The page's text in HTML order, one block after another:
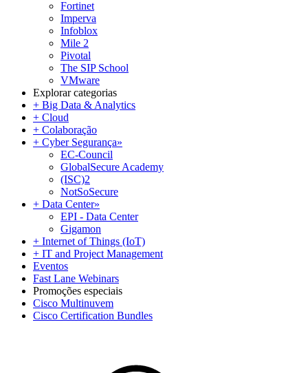
Fortinet
Imperva
Infoblox
Mile 2
Pivotal
The SIP School
VMware
Explorar categorias
+ Big Data & Analytics
+ Cloud
+ Colaboração
+ Cyber Segurança»
EC-Council
GlobalSecure Academy
(ISC)2
NotSoSecure
+ Data Center»
EPI - Data Center
Gigamon
+ Internet of Things (IoT)
+ IT and Project Management
Eventos
Fast Lane Webinars
Promoções especiais
Cisco Multinuvem
Cisco Certification Bundles